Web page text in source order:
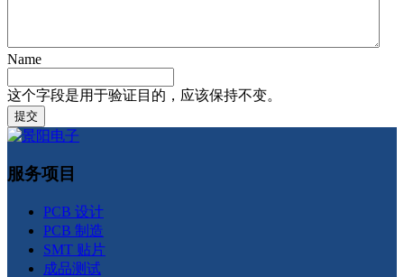
Name
这个字段是用于验证目的，应该保持不变。
服务项目
PCB 设计
PCB 制造
SMT 贴片
成品测试